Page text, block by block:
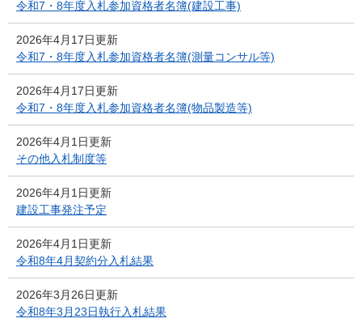
令和7・8年度入札参加資格者名簿(建設工事)
2026年4月17日更新
令和7・8年度入札参加資格者名簿(測量コンサル等)
2026年4月17日更新
令和7・8年度入札参加資格者名簿(物品製造等)
2026年4月1日更新
その他入札制度等
2026年4月1日更新
建設工事発注予定
2026年4月1日更新
令和8年4月契約分入札結果
2026年3月26日更新
令和8年3月23日執行入札結果